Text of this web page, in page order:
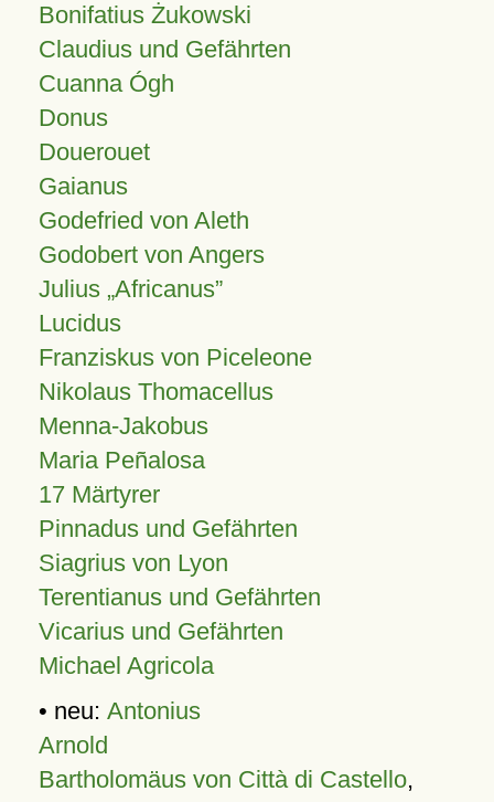
Bonifatius Żukowski
Claudius und Gefährten
Cuanna Ógh
Donus
Douerouet
Gaianus
Godefried von Aleth
Godobert von Angers
Julius Africanus
Lucidus
Franziskus von Piceleone
Nikolaus Thomacellus
Menna-Jakobus
Maria Peñalosa
17 Märtyrer
Pinnadus und Gefährten
Siagrius von Lyon
Terentianus und Gefährten
Vicarius und Gefährten
Michael Agricola
• neu: Antonius
Arnold
Bartholomäus von Città di Castello,